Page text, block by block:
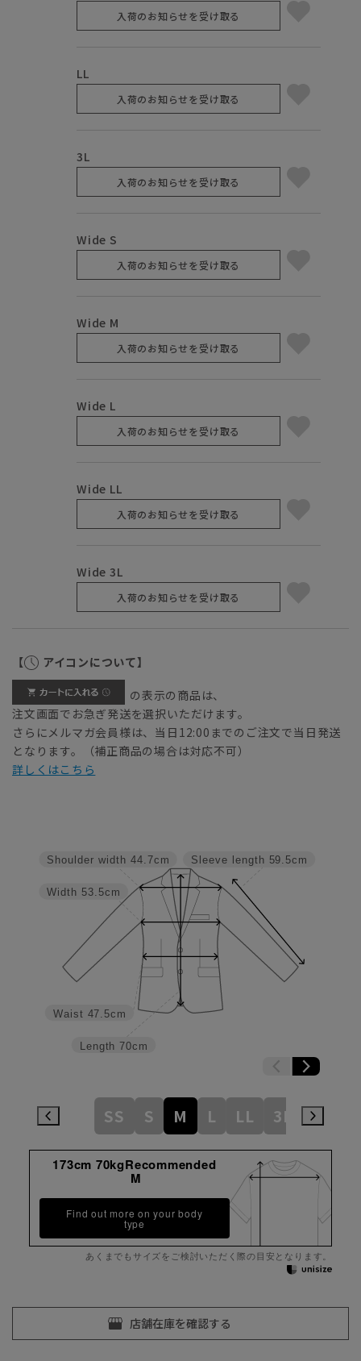
入荷のお知らせを受け取る
LL
入荷のお知らせを受け取る
3L
入荷のお知らせを受け取る
Wide S
入荷のお知らせを受け取る
Wide M
入荷のお知らせを受け取る
Wide L
入荷のお知らせを受け取る
Wide LL
入荷のお知らせを受け取る
Wide 3L
入荷のお知らせを受け取る
【 アイコンについて】
の表示の商品は、
注文画面でお急ぎ発送を選択いただけます。
さらにメルマガ会員様は、当日12:00までのご注文で当日発送
となります。（補正商品の場合は対応不可）
詳しくはこちら
Sleeve length 59.5cm
Length 70cm
Waist 47.5cm
Width 53.5cm
Shoulder width 44.7cm
SS S M L LL 3L
173cm 70kgRecommended
M
Find out more on your body
type
あくまでもサイズをご検討いただく際の目安となります。